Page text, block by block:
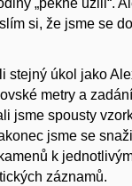
„pěkně užili“.
si, že jsme se
stejný úkol jako
metry a zadání
jsme spousty
jsme se
k
záznamů.